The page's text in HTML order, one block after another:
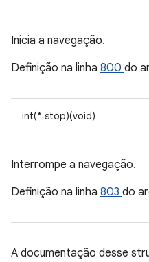
Inicia a navegação.
Definição na linha 800 do
int(* stop)(void)
Interrompe a navegação.
Definição na linha 803 do
A documentação desse